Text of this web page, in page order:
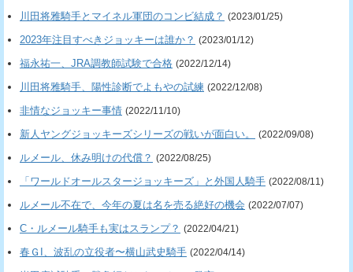
川田将雅騎手とマイネル軍団のコンビ結成？ (2023/01/25)
2023年注目すべきジョッキーは誰か？ (2023/01/12)
福永祐一、JRA調教師試験で合格 (2022/12/14)
川田将雅騎手、陽性診断でよもやの試練 (2022/12/08)
非情なジョッキー事情 (2022/11/10)
新人ヤングジョッキーズシリーズの戦いが面白い。 (2022/09/08)
ルメール、休み明けの代償？ (2022/08/25)
「ワールドオールスタージョッキーズ」と外国人騎手 (2022/08/11)
ルメール不在で、今年の夏は名を売る絶好の機会 (2022/07/07)
C・ルメール騎手も実はスランプ？ (2022/04/21)
春ＧI、波乱の立役者〜横山武史騎手 (2022/04/14)